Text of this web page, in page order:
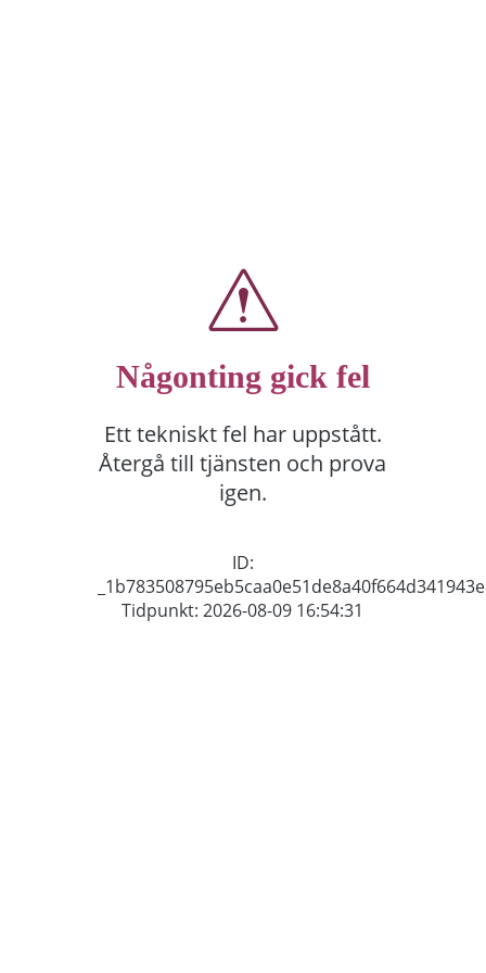
Någonting gick fel
Ett tekniskt fel har uppstått.
Återgå till tjänsten och prova
igen.
ID:
Tidpunkt: 2026-08-09 16:54:31